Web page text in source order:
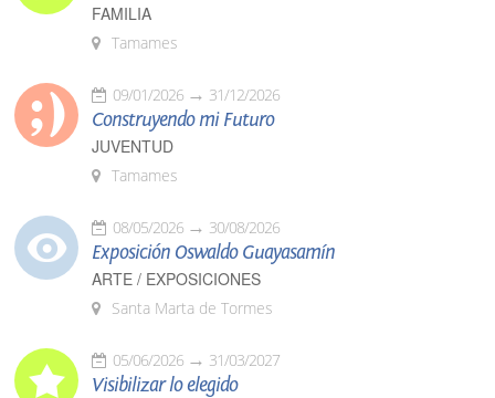
FAMILIA
Tamames
09/01/2026 31/12/2026
Construyendo mi Futuro
JUVENTUD
Tamames
08/05/2026 30/08/2026
Exposición Oswaldo Guayasamín
ARTE / EXPOSICIONES
Santa Marta de Tormes
05/06/2026 31/03/2027
Visibilizar lo elegido